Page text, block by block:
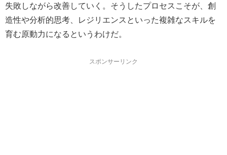
失敗しながら改善していく。そうしたプロセスこそが、創
造性や分析的思考、レジリエンスといった複雑なスキルを
育む原動力になるというわけだ。
スポンサーリンク